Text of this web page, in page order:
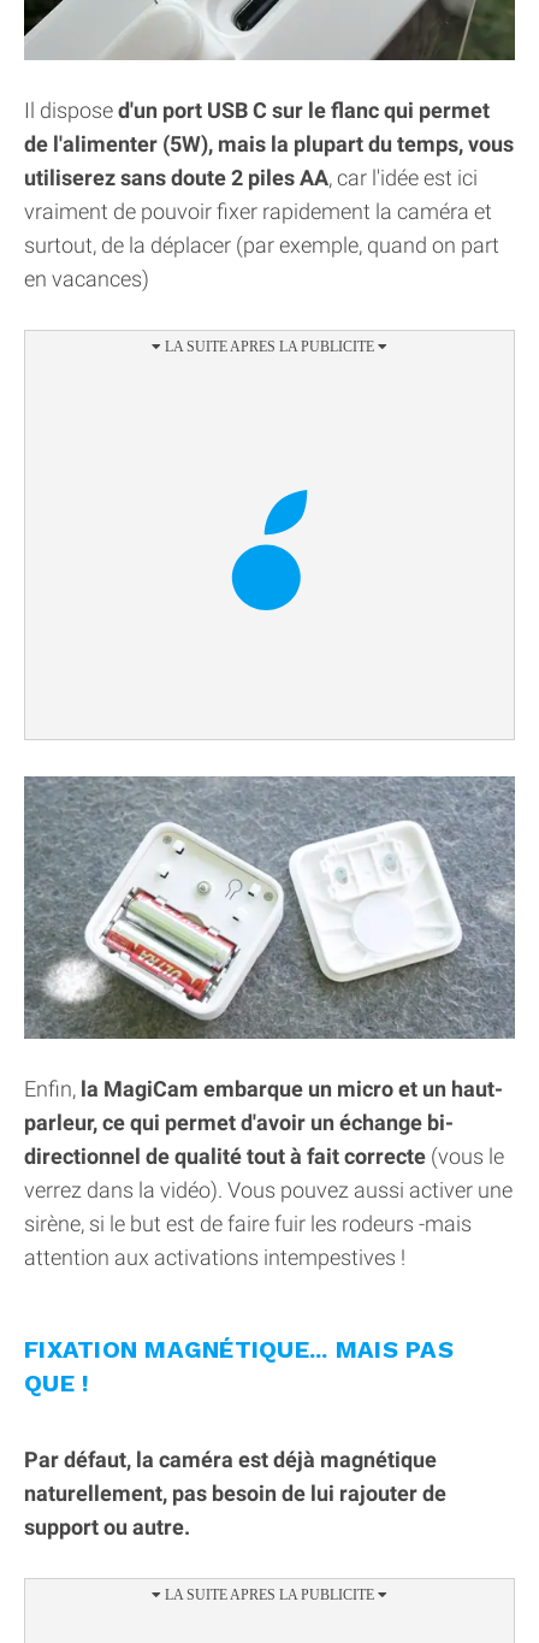
Il disposed'un port USB C sur le flanc qui permet
de l'alimenter (5W), mais la plupart du temps, vous
utiliserez sans doute 2 piles AA, car l'idée est ici
vraiment de pouvoir fixer rapidement la caméra et
surtout, de la déplacer (par exemple, quand on part
en vacances)
Enfin, la MagiCam embarque un micro et un haut-
parleur, ce qui permet d'avoir un échange bi-
directionnel de qualité tout à fait correcte (vous le
verrez dans la vidéo). Vous pouvez aussi activer une
sirène, si le but est de faire fuir les rodeurs -mais
attention aux activations intempestives !
FIXATION MAGNÉTIQUE... MAIS PAS
QUE !
Par défaut, la caméra est déjà magnétique
naturellement, pas besoin de lui rajouter de
support ou autre.